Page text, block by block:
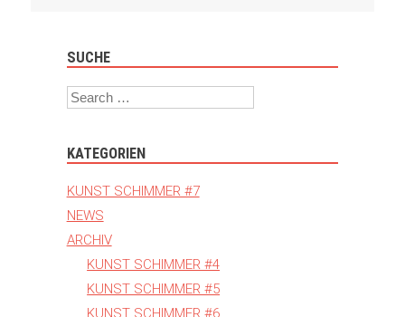
SUCHE
Search
KATEGORIEN
KUNST SCHIMMER #7
NEWS
ARCHIV
KUNST SCHIMMER #4
KUNST SCHIMMER #5
KUNST SCHIMMER #6